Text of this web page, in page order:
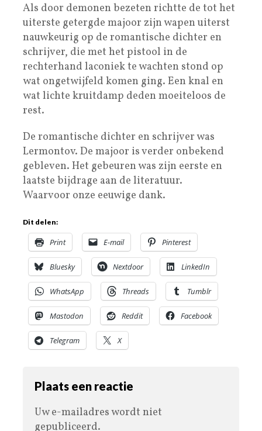
Als door demonen bezeten richtte de tot het
uiterste getergde majoor zijn wapen uiterst
nauwkeurig op de romantische dichter en
schrijver, die met het pistool in de
rechterhand laconiek te wachten stond op
wat ongetwijfeld komen ging. Een knal en
wat lichte kruitdamp deden moeiteloos de
rest.
De romantische dichter en schrijver was
Lermontov. De majoor is verder onbekend
gebleven. Het gebeuren was zijn eerste en
laatste bijdrage aan de literatuur.
Waarvoor onze eeuwige dank.
Dit delen:
Print E-mail Pinterest
Bluesky Nextdoor LinkedIn
WhatsApp Threads Tumblr
Mastodon Reddit Facebook
Telegram X
Plaats een reactie
Uw e-mailadres wordt niet
gepubliceerd.